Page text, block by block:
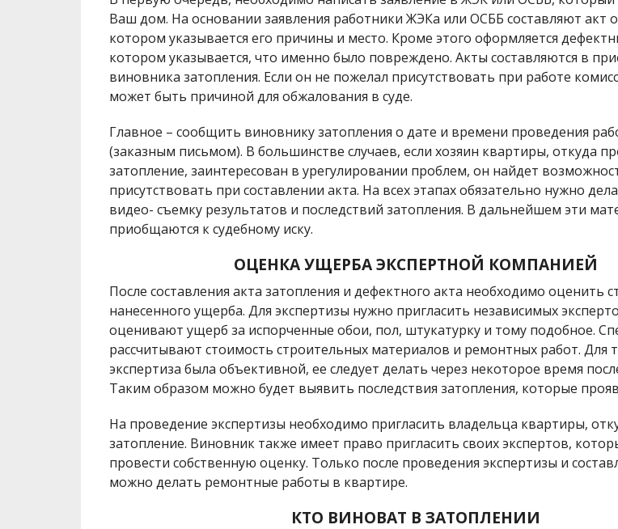
Ваш дом. На основании заявления работники ЖЭКа или ОСББ составляют акт
котором указывается его причины и место. Кроме этого оформляется
котором указывается, что именно было повреждено. Акты составляются в
виновника затопления. Если он не пожелал присутствовать при работе
может быть причиной для обжалования в суде.
Главное – сообщить виновнику затопления о дате и времени проведения
(заказным письмом). В большинстве случаев, если хозяин квартиры, откуда
затопление, заинтересован в урегулировании проблем, он найдет
присутствовать при составлении акта. На всех этапах обязательно нужно
видео- съемку результатов и последствий затопления. В дальнейшем эти
приобщаются к судебному иску.
ОЦЕНКА УЩЕРБА ЭКСПЕРТНОЙ КОМПАНИЕЙ
После составления акта затопления и дефектного акта необходимо оценить
нанесенного ущерба. Для экспертизы нужно пригласить независимых
оценивают ущерб за испорченные обои, пол, штукатурку и тому подобное.
рассчитывают стоимость строительных материалов и ремонтных работ. Для
экспертиза была объективной, ее следует делать через некоторое время
Таким образом можно будет выявить последствия затопления, которые
На проведение экспертизы необходимо пригласить владельца квартиры,
затопление. Виновник также имеет право пригласить своих экспертов,
провести собственную оценку. Только после проведения экспертизы и
можно делать ремонтные работы в квартире.
КТО ВИНОВАТ В ЗАТОПЛЕНИИ